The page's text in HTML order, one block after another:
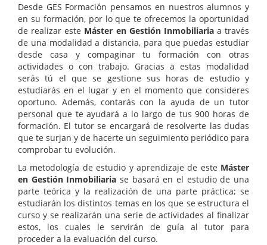
Desde GES Formación pensamos en nuestros alumnos y
en su formación, por lo que te ofrecemos la oportunidad
de realizar este Máster en Gestión Inmobiliaria a través
de una modalidad a distancia, para que puedas estudiar
desde casa y compaginar tu formación con otras
actividades o con trabajo. Gracias a estas modalidad
serás tú el que se gestione sus horas de estudio y
estudiarás en el lugar y en el momento que consideres
oportuno. Además, contarás con la ayuda de un tutor
personal que te ayudará a lo largo de tus 900 horas de
formación. El tutor se encargará de resolverte las dudas
que te surjan y de hacerte un seguimiento periódico para
comprobar tu evolución.
La metodología de estudio y aprendizaje de este Máster
en Gestión Inmobiliaria se basará en el estudio de una
parte teórica y la realización de una parte práctica; se
estudiarán los distintos temas en los que se estructura el
curso y se realizarán una serie de actividades al finalizar
estos, los cuales le servirán de guía al tutor para
proceder a la evaluación del curso.